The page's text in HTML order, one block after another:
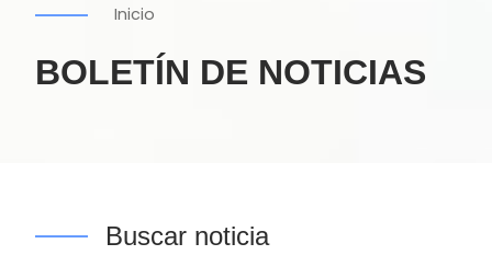
Inicio
BOLETÍN DE NOTICIAS
Buscar noticia